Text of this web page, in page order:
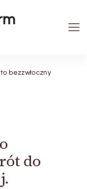
bezzwłoczny
do